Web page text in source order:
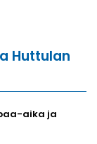
Huttulan
aika ja